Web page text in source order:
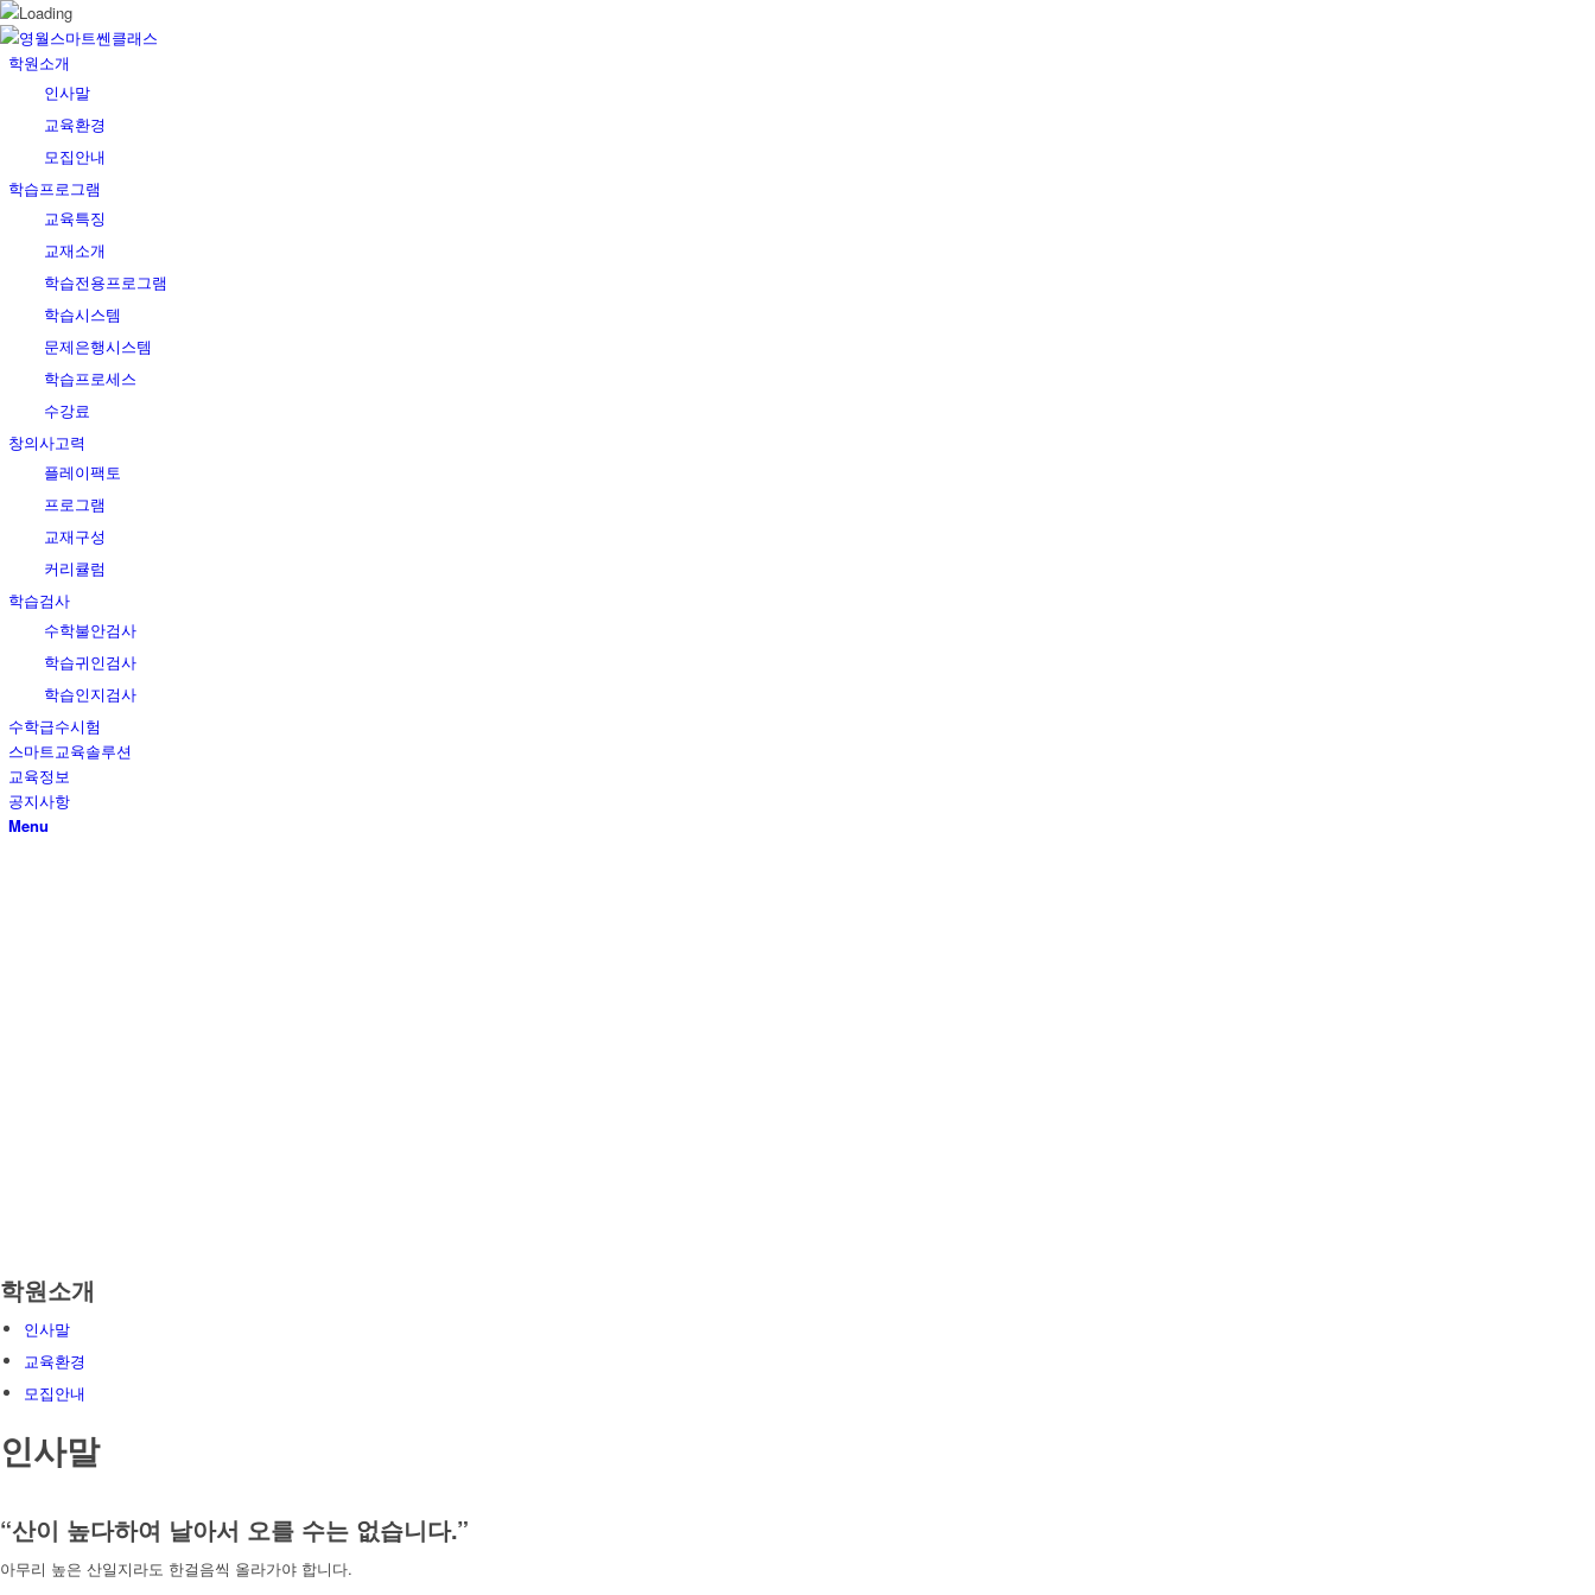
학원소개
인사말
교육환경
모집안내
학습프로그램
교육특징
교재소개
학습전용프로그램
학습시스템
문제은행시스템
학습프로세스
수강료
창의사고력
플레이팩토
프로그램
교재구성
커리큘럼
학습검사
수학불안검사
학습귀인검사
학습인지검사
수학급수시험
스마트교육솔루션
교육정보
공지사항
Menu
학원소개
인사말
교육환경
모집안내
인사말
“산이 높다하여 날아서 오를 수는 없습니다.”
아무리 높은 산일지라도 한걸음씩 올라가야 합니다.